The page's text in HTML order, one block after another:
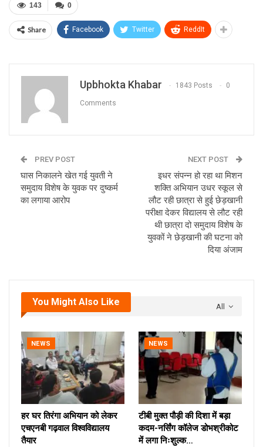
0
143
Share Facebook Twitter ReddIt
Upbhokta Khabar 1843 Posts 0
Comments
PREV POST
घास निकालने खेत गई युवती ने
समुदाय विशेष के युवक पर दुष्कर्म
का लगाया आरोप
NEXT POST
इधर संपन्न हो रहा था मिशन
शक्ति अभियान उधर स्कूल से
लौट रही छात्रा से हुई छेड़खानी
परीक्षा देकर विद्यालय से लौट रही
थी छात्रा दो समुदाय विशेष के
युवकों ने छेड़खानी की घटना को
दिया अंजाम
All
You Might Also Like
NEWS
हर घर तिरंगा अभियान को लेकर
एचएनबी गढ़वाल विश्वविद्यालय
तैयार
NEWS
टीबी मुक्त पौड़ी की दिशा में बड़ा
कदम-नर्सिंग कॉलेज डोभश्रीकोट
में लगा निःशुल्क…